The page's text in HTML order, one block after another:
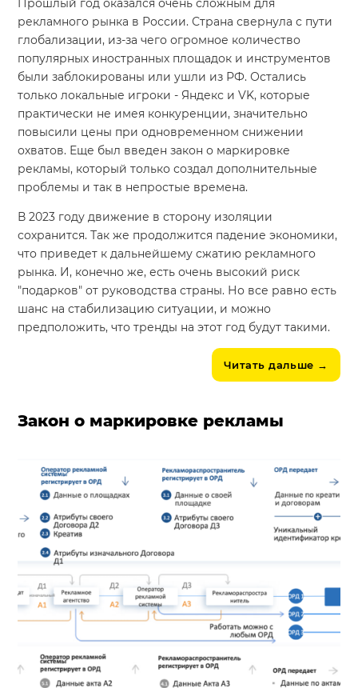
Прошлый год оказался очень сложным для
рекламного рынка в России. Страна свернула с пути
глобализации, из-за чего огромное количество
популярных иностранных площадок и инструментов
были заблокированы или ушли из РФ. Остались
только локальные игроки - Яндекс и VK, которые
практически не имея конкуренции, значительно
повысили цены при одновременном снижении
охватов. Еще был введен закон о маркировке
рекламы, который только создал дополнительные
проблемы и так в непростые времена.
В 2023 году движение в сторону изоляции
сохранится. Так же продолжится падение экономики,
что приведет к дальнейшему сжатию рекламного
рынка. И, конечно же, есть очень высокий риск
"подарков" от руководства страны. Но все равно есть
шанс на стабилизацию ситуации, и можно
предположить, что тренды на этот год будут такими.
Читать дальше →
Закон о маркировке рекламы